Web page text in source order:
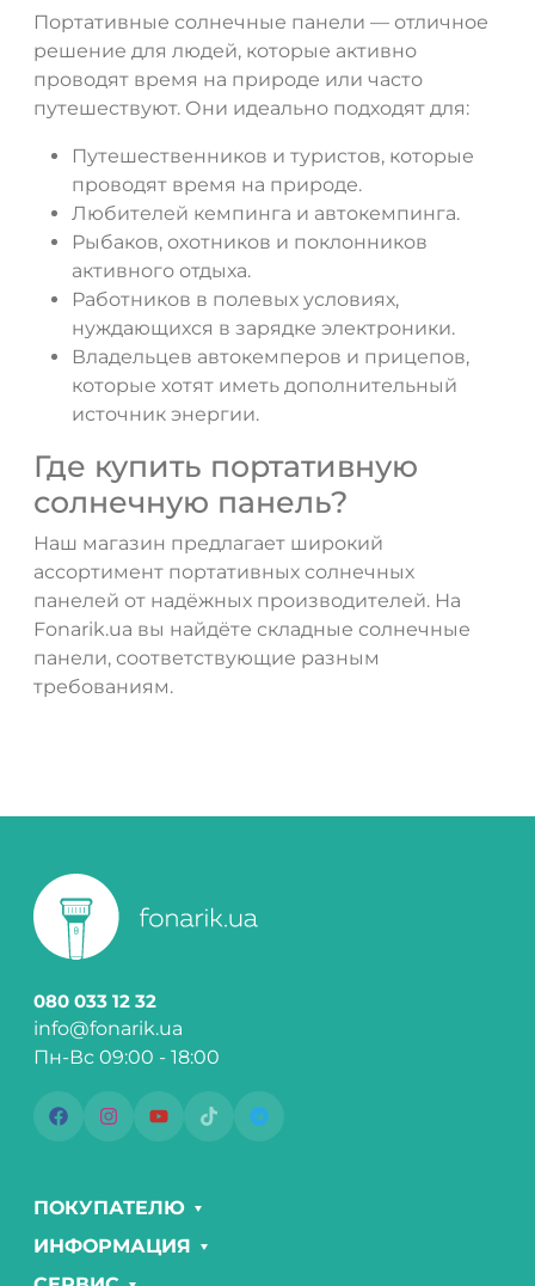
Портативные солнечные панели — отличное
решение для людей, которые активно
проводят время на природе или часто
путешествуют. Они идеально подходят для:
Путешественников и туристов, которые
проводят время на природе.
Любителей кемпинга и автокемпинга.
Рыбаков, охотников и поклонников
активного отдыха.
Работников в полевых условиях,
нуждающихся в зарядке электроники.
Владельцев автокемперов и прицепов,
которые хотят иметь дополнительный
источник энергии.
Где купить портативную
солнечную панель?
Наш магазин предлагает широкий
ассортимент портативных солнечных
панелей от надёжных производителей. На
Fonarik.ua вы найдёте складные солнечные
панели, соответствующие разным
требованиям.
080 033 12 32
info@fonarik.ua
Пн-Вс 09:00 - 18:00
ПОКУПАТЕЛЮ
ИНФОРМАЦИЯ